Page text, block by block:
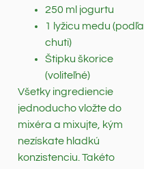
250 ml jogurtu
1 lyžicu medu (podľa
chuti)
Štipku škorice
(voliteľné)
Všetky ingrediencie
jednoducho vložte do
mixéra a mixujte, kým
nezískate hladkú
konzistenciu. Takéto